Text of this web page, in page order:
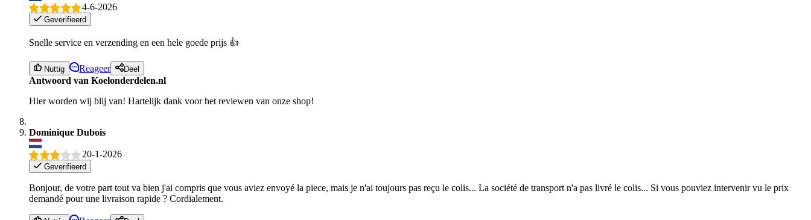
4-6-2026
Geverifieerd
Snelle service en verzending en een hele goede prijs 👍
Nuttig Reageer Deel
Antwoord van Koelonderdelen.nl
Hier worden wij blij van! Hartelijk dank voor het reviewen van onze shop!
Dominique Dubois
20-1-2026
Geverifieerd
Bonjour, de votre part tout va bien j'ai compris que vous aviez envoyé la piece, mais je n'ai toujours pas reçu le colis... La société de transport n'a pas livré le colis... Si vous pouviez intervenir vu le prix
demandé pour une livraison rapide ? Cordialement.